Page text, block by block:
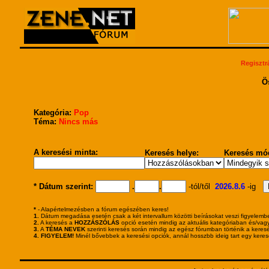
Kategória: Pop
Téma: Nincs más
A keresési minta: Keresés helye: Keresés
* Dátum szerint: . . -tól/től 2026.8.6-ig
*- Alapértelmezésben a fórum egészében keres!
1.
Dátum megadása esetén csak a két intervallum közötti beírásokat veszi
2. A keresés a HOZZÁSZÓLÁSopció esetén mindig az aktuális kategóriaban és/
3. A TÉMA NEVEKszerinti keresés során mindig az egész fórumban történik a
4. FIGYELEM!Minél bővebbek a keresési opciók, annál hosszbb ideig tart egy